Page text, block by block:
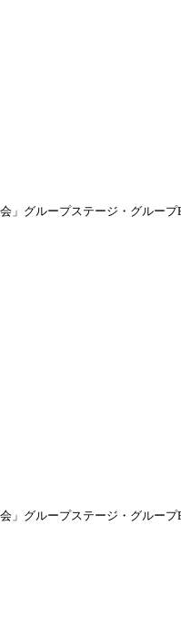
」グループステージ・グループ
」グループステージ・グループ